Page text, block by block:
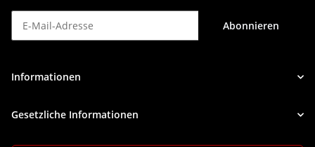
Abonnieren
Informationen
Gesetzliche Informationen